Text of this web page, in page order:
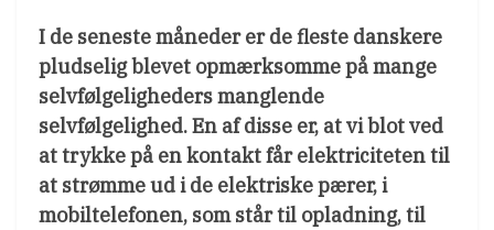
I de seneste måneder er de fleste danskere
pludselig blevet opmærksomme på mange
selvfølgeligheders manglende
selvfølgelighed. En af disse er, at vi blot ved
at trykke på en kontakt får elektriciteten til
at strømme ud i de elektriske pærer, i
mobiltelefonen, som står til opladning, til